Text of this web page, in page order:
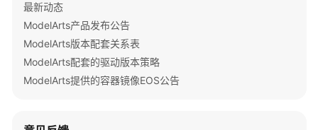
快
速
入
最新动态
ModelArts产品发布公告
ModelArts版本配套关系表
ModelArts配套的驱动版本策略
ModelArts提供的容器镜像EOS公告